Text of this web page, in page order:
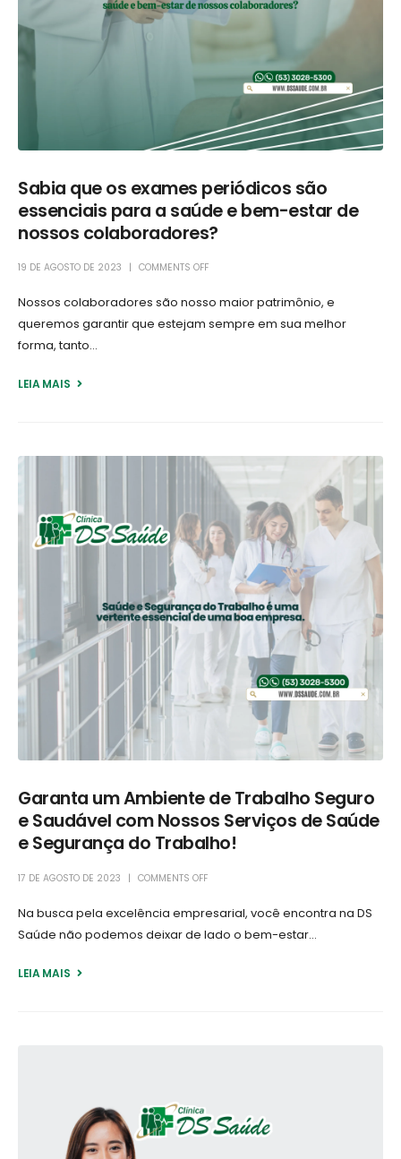
Sabia que os exames periódicos são
essenciais para a saúde e bem-estar de
nossos colaboradores?
19 DE AGOSTO DE 2023 COMMENTS OFF
Nossos colaboradores são nosso maior patrimônio, e
queremos garantir que estejam sempre em sua melhor
forma, tanto...
LEIA MAIS +
Garanta um Ambiente de Trabalho Seguro
e Saudável com Nossos Serviços de Saúde
e Segurança do Trabalho!
17 DE AGOSTO DE 2023 COMMENTS OFF
Na busca pela excelência empresarial, você encontra na DS
Saúde não podemos deixar de lado o bem-estar...
LEIA MAIS +